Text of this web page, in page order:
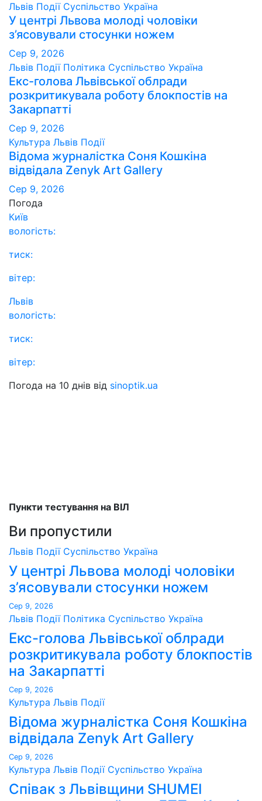
Львів Події Суспільство Україна
У центрі Львова молоді чоловіки
з’ясовували стосунки ножем
Сер 9, 2026
Львів Події Політика Суспільство Україна
Екс-голова Львівської облради
розкритикувала роботу блокпостів на
Закарпатті
Сер 9, 2026
Культура Львів Події
Відома журналістка Соня Кошкіна
відвідала Zenyk Art Gallery
Сер 9, 2026
Погода
Київ
вологість:
тиск:
вітер:
Львів
вологість:
тиск:
вітер:
Погода на 10 днів від sinoptik.ua
Пункти тестування на ВІЛ
Ви пропустили
Львів Події Суспільство Україна
У центрі Львова молоді чоловіки
з’ясовували стосунки ножем
Сер 9, 2026
Львів Події Політика Суспільство Україна
Екс-голова Львівської облради
розкритикувала роботу блокпостів
на Закарпатті
Сер 9, 2026
Культура Львів Події
Відома журналістка Соня Кошкіна
відвідала Zenyk Art Gallery
Сер 9, 2026
Культура Львів Події Суспільство Україна
Співак з Львівщини SHUMEI